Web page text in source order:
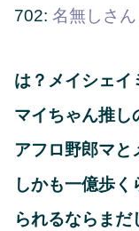
702: 名無しさん
は？メイシェイ
マイちゃん推し
アフロ野郎マと
しかも一億歩
られるならま